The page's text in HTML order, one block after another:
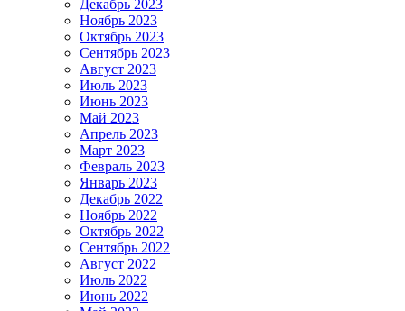
Декабрь 2023
Ноябрь 2023
Октябрь 2023
Сентябрь 2023
Август 2023
Июль 2023
Июнь 2023
Май 2023
Апрель 2023
Март 2023
Февраль 2023
Январь 2023
Декабрь 2022
Ноябрь 2022
Октябрь 2022
Сентябрь 2022
Август 2022
Июль 2022
Июнь 2022